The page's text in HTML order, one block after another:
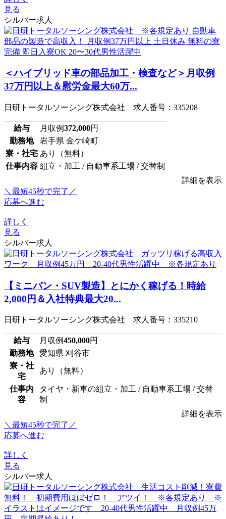
見る
シルバー求人
＜ハイブリッド車の部品加工・検査など＞月収例
37万円以上＆慰労金最大60万...
日研トータルソーシング株式会社 求人番号：335208
給与 月収例372,000円
勤務地
岩手県 金ケ崎町
寮・社宅 あり（無料）
仕事内容 組立・加工 / 自動車系工場 / 交替制
詳細を表示
＼最短45秒で完了／
応募へ進む
詳しく
見る
シルバー求人
【ミニバン・SUV製造】とにかく稼げる！時給
2,000円＆入社特典最大20...
日研トータルソーシング株式会社 求人番号：335210
給与 月収例450,000円
勤務地
愛知県 刈谷市
寮・社
宅
あり（無料）
仕事内
容
タイヤ・新車の組立・加工 / 自動車系工場 / 交替
制
詳細を表示
＼最短45秒で完了／
応募へ進む
詳しく
見る
シルバー求人